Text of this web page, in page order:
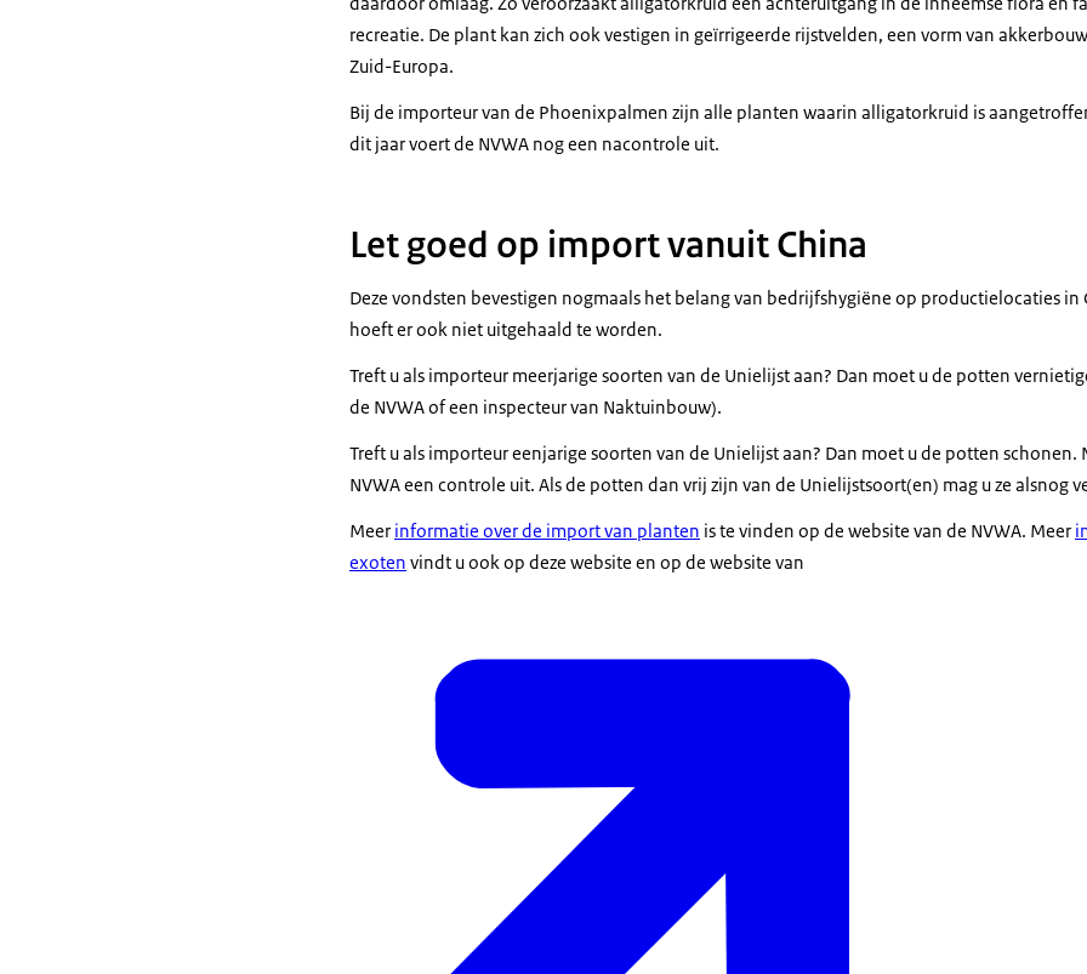
recreatie. De plant kan zich ook vestigen in geïrrigeerde rijstvelden, een vorm van
Zuid-Europa.
Bij de importeur van de Phoenixpalmen zijn alle planten waarin alligatorkruid is
dit jaar voert de NVWA nog een nacontrole uit.
Let goed op import vanuit China
Deze vondsten bevestigen nogmaals het belang van bedrijfshygiëne op productielocaties in
hoeft er ook niet uitgehaald te worden.
Treft u als importeur meerjarige soorten van de Unielijst aan? Dan moet u de potten
de NVWA of een inspecteur van Naktuinbouw).
Treft u als importeur eenjarige soorten van de Unielijst aan? Dan moet u de potten schonen.
NVWA een controle uit. Als de potten dan vrij zijn van de Unielijstsoort(en) mag u ze alsnog
Meer informatie over de import van planten is te vinden op de website van de NVWA. Meer
exoten vindt u ook op deze website en op de website van